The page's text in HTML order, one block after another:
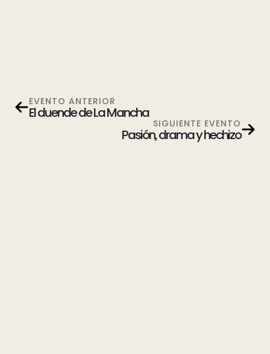
EVENTO ANTERIOR
El duende de La Mancha
SIGUIENTE EVENTO
Pasión, drama y hechizo